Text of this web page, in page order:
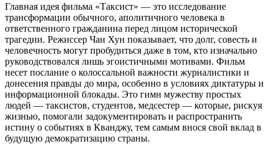
Главная идея фильма «Таксист» — это исследование
трансформации обычного, аполитичного человека в
ответственного гражданина перед лицом исторической
трагедии. Режиссер Чан Хун показывает, что долг, совесть и
человечность могут пробудиться даже в том, кто изначально
руководствовался лишь эгоистичными мотивами. Фильм
несет послание о колоссальной важности журналистики и
донесения правды до мира, особенно в условиях диктатуры и
информационной блокады. Это гимн мужеству простых
людей — таксистов, студентов, медсестер — которые, рискуя
жизнью, помогали задокументировать и распространить
истину о событиях в Кванджу, тем самым внося свой вклад в
будущую демократизацию страны.